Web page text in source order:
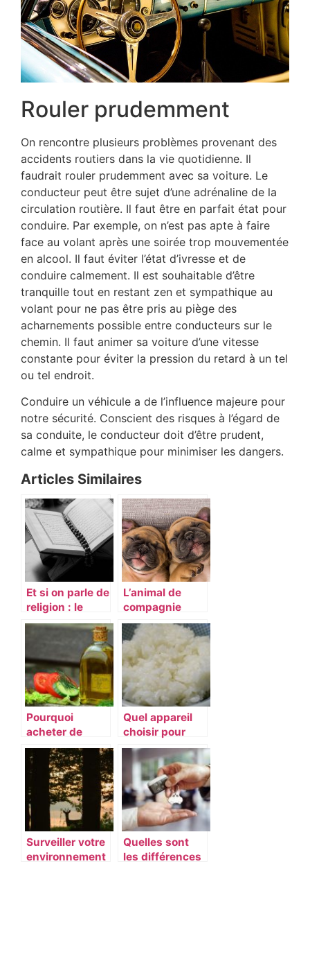
Rouler prudemment
On rencontre plusieurs problèmes provenant des
accidents routiers dans la vie quotidienne. Il
faudrait rouler prudemment avec sa voiture. Le
conducteur peut être sujet d’une adrénaline de la
circulation routière. Il faut être en parfait état pour
conduire. Par exemple, on n’est pas apte à faire
face au volant après une soirée trop mouvementée
en alcool. Il faut éviter l’état d’ivresse et de
conduire calmement. Il est souhaitable d’être
tranquille tout en restant zen et sympathique au
volant pour ne pas être pris au piège des
acharnements possible entre conducteurs sur le
chemin. Il faut animer sa voiture d’une vitesse
constante pour éviter la pression du retard à un tel
ou tel endroit.
Conduire un véhicule a de l’influence majeure pour
notre sécurité. Conscient des risques à l’égard de
sa conduite, le conducteur doit d’être prudent,
calme et sympathique pour minimiser les dangers.
Articles Similaires
Et si on parle de
religion : le
ramadan avec
encore plus de
restrictions !
L’animal de
compagnie
idéal pour vous
Pourquoi
acheter de
l’huile d’olive
sur internet ?
Quel appareil
choisir pour
une bonne
préparation du
riz ?
Surveiller votre
environnement
Quelles sont
les différences